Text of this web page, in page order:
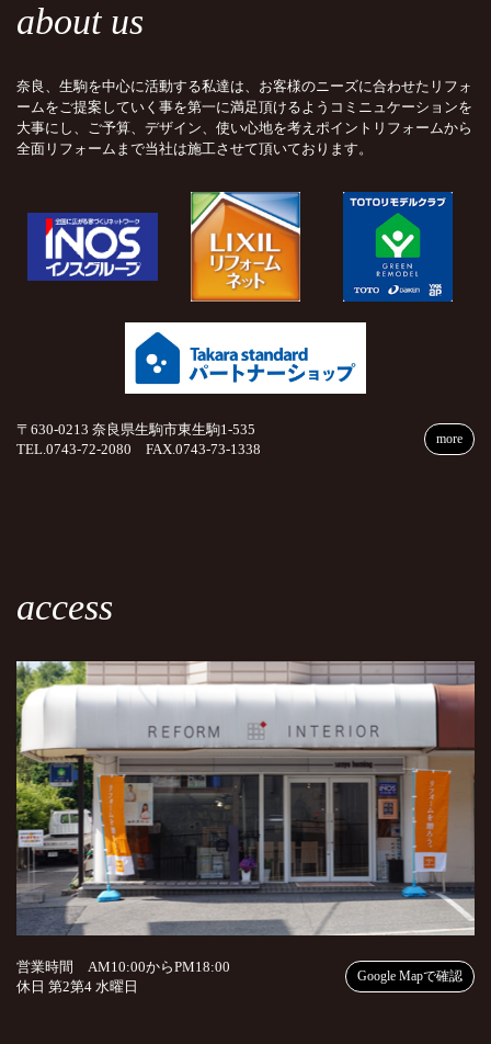
about us
奈良、生駒を中心に活動する私達は、お客様のニーズに合わせたリフォ
ームをご提案していく事を第一に満足頂けるようコミニュケーションを
大事にし、ご予算、デザイン、使い心地を考えポイントリフォームから
全面リフォームまで当社は施工させて頂いております。
〒630-0213 奈良県生駒市東生駒1-535
TEL.0743-72-2080 FAX.0743-73-1338
more
access
営業時間 AM10:00からPM18:00
休日 第2第4 水曜日
Google Mapで確認